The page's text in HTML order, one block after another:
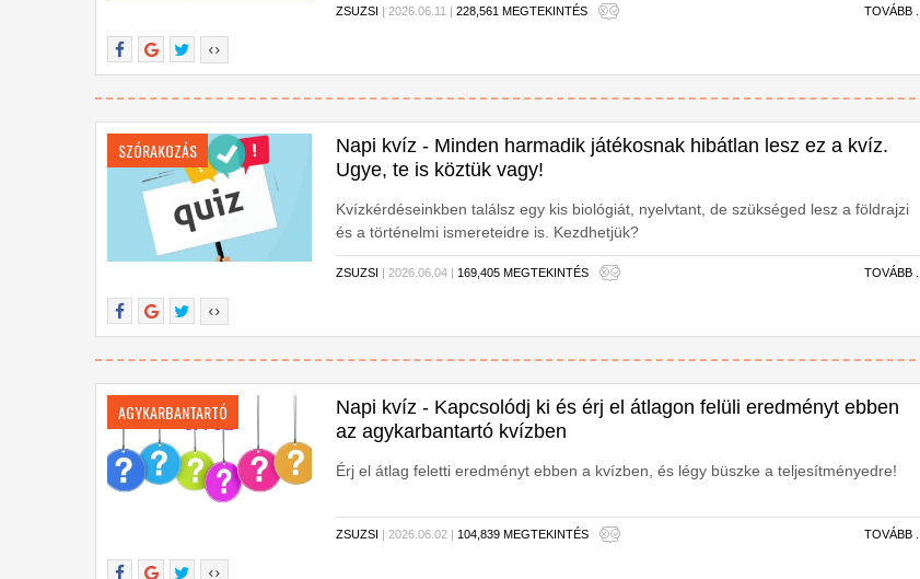
ZSUZSI | 2026.06.11 |228,561 MEGTEKINTÉS TOVÁBB ...
SZÓRAKOZÁS
Napi kvíz - Minden harmadik játékosnak hibátlan lesz ez a kvíz.
Ugye, te is köztük vagy!
Kvízkérdéseinkben találsz egy kis biológiát, nyelvtant, de szükséged lesz a földrajzi
és a történelmi ismereteidre is. Kezdhetjük?
ZSUZSI | 2026.06.04 | 169,405 MEGTEKINTÉS TOVÁBB ...
AGYKARBANTARTÓ
Napi kvíz - Kapcsolódj ki és érj el átlagon felüli eredményt ebben
az agykarbantartó kvízben
Érj el átlag feletti eredményt ebben a kvízben, és légy büszke a teljesítményedre!
ZSUZSI | 2026.06.02 | 104,839 MEGTEKINTÉS TOVÁBB ...